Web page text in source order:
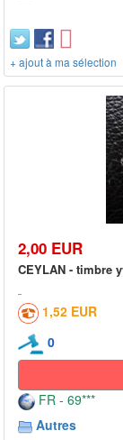
+ ajout à ma sélection
2,00 EUR
CEYLAN - timbre
1,52 EUR
0
FR - 69***
Autres